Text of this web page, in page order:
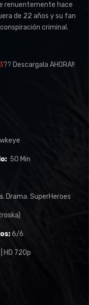
renuentemente hace
de 22 años y su fan
criminal.
?? Descargala AHORA!!
50 Min
Drama. SuperHeroes
6/6
HD 720p